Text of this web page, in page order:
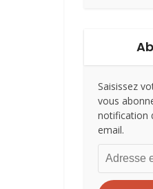
Saisissez
vous
notification
email.
Adresse
e-
mail